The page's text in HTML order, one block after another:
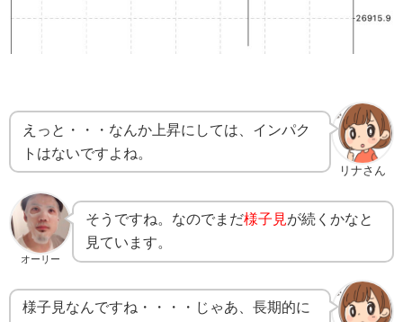
リナさん
えっと・・・なんか上昇にしては、インパク
トはないですよね。
オーリー
そうですね。なのでまだ様子見が続くかなと
見ています。
様子見なんですね・・・・じゃあ、長期的に